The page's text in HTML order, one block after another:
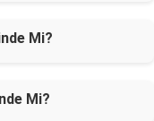
Mi?
Mi?